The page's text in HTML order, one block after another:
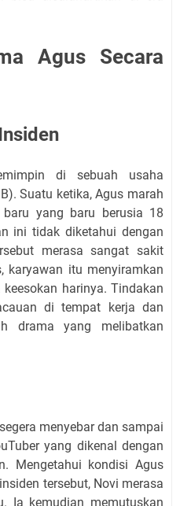
Agus Secara
di sebuah usaha
Suatu ketika, Agus marah
baru yang baru berusia 18
ini tidak diketahui dengan
merasa sangat sakit
karyawan itu menyiramkan
harinya. Tindakan
di tempat kerja dan
drama yang melibatkan
menyebar dan sampai
yang dikenal dengan
Mengetahui kondisi Agus
tersebut, Novi merasa
Ia kemudian memutuskan